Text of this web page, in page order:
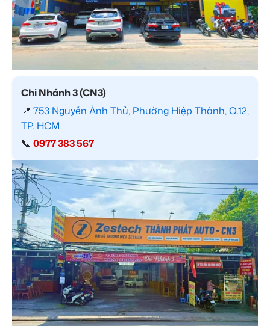
Chi Nhánh 3 (CN3)
📍 753 Nguyễn Ảnh Thủ, Phường Hiệp Thành, Q.12,
TP. HCM
📞 0977 383 567